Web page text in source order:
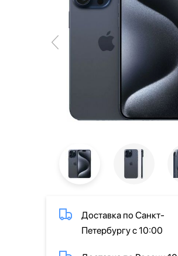
Доставка по Санкт-
Петербургу с 10:00